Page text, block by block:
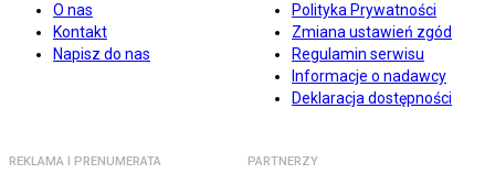
O nas
Kontakt
Napisz do nas
Polityka Prywatności
Zmiana ustawień zgód
Regulamin serwisu
Informacje o nadawcy
Deklaracja dostępności
REKLAMA I PRENUMERATA PARTNERZY